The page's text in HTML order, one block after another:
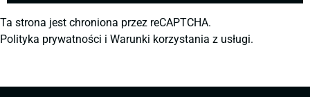
Ta strona jest chroniona przez reCAPTCHA.
Polityka prywatności i Warunki korzystania z usługi.